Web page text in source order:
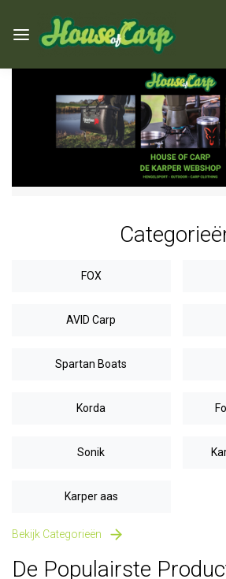
FOX
AVID Carp
Spartan Boats
Korda
Sonik
Karper aas
Bekijk Categorieën
De Populairste